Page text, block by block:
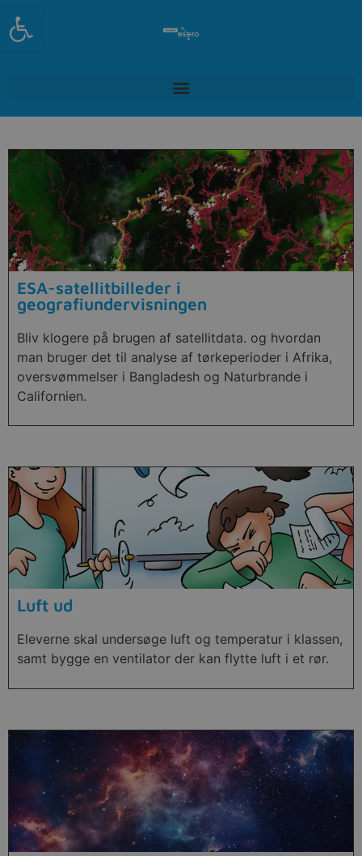
Open toolbar
ESA-satellitbilleder i
geografiundervisningen
Bliv klogere på brugen af satellitdata. og hvordan
man bruger det til analyse af tørkeperioder i Afrika,
oversvømmelser i Bangladesh og Naturbrande i
Californien.
Luft ud
Eleverne skal undersøge luft og temperatur i klassen,
samt bygge en ventilator der kan flytte luft i et rør.